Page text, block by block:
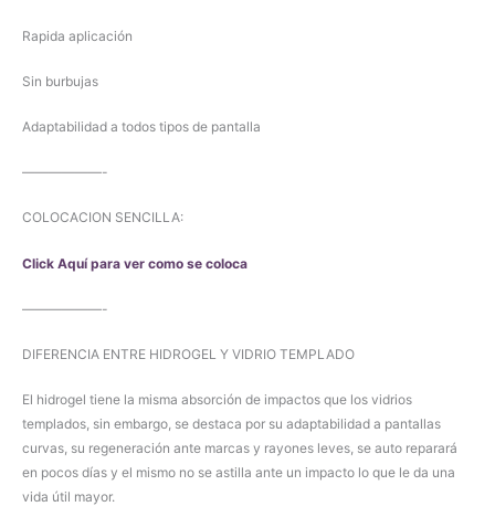
Rapida aplicación
Sin burbujas
Adaptabilidad a todos tipos de pantalla
——————-
COLOCACION SENCILLA:
Click Aquí para ver como se coloca
——————-
DIFERENCIA ENTRE HIDROGEL Y VIDRIO TEMPLADO
El hidrogel tiene la misma absorción de impactos que los vidrios
templados, sin embargo, se destaca por su adaptabilidad a pantallas
curvas, su regeneración ante marcas y rayones leves, se auto reparará
en pocos días y el mismo no se astilla ante un impacto lo que le da una
vida útil mayor.